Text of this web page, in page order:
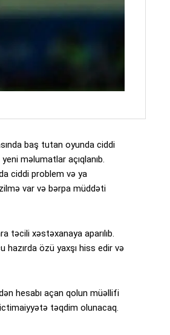
baş tutan oyunda ciddi
məlumatlar açıqlanıb.
ciddi problem və ya
var və bərpa müddəti
təcili xəstəxanaya aparılıb.
özü yaxşı hiss edir və
hesabı açan qolun müəllifi
təqdim olunacaq.